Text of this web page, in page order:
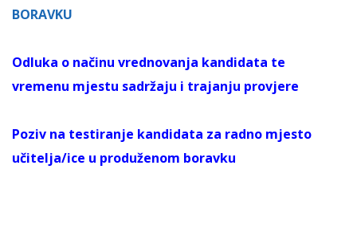
BORAVKU
Odluka o načinu vrednovanja kandidata te
vremenu mjestu sadržaju i trajanju provjere
Poziv na testiranje kandidata za radno mjesto
učitelja/ice u produženom boravku